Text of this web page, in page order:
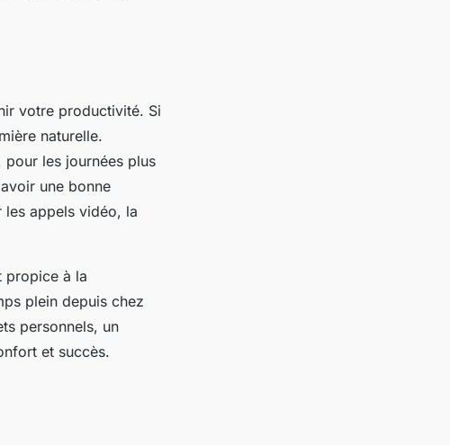
votre productivité. Si
naturelle.
les journées plus
une bonne
les appels vidéo, la
propice à la
plein depuis chez
personnels, un
et succès.